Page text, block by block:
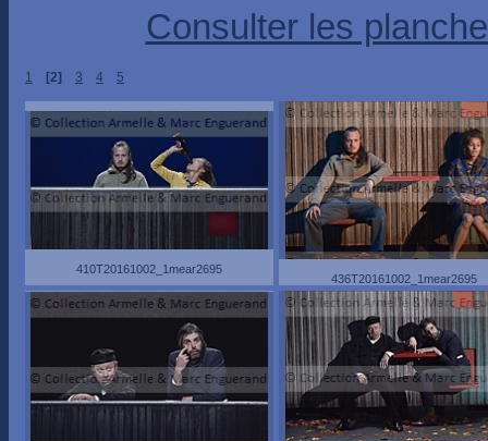
Consulter les
1 [2] 3 4 5
410T20161002_1mear2695
436T20161002_1mear2695